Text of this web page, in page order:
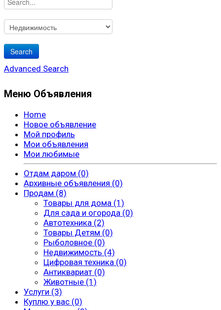
Advanced Search
Меню Объявления
Home
Новое объявление
Мой профиль
Мои объявления
Мои любимые
Отдам даром (0)
Архивные объявления (0)
Продам (8)
Товары для дома (1)
Для сада и огорода (0)
Автотехника (2)
Товары Детям (0)
Рыболовное (0)
Недвижимость (4)
Цифровая техника (0)
Антиквариат (0)
Животные (1)
Услуги (3)
Куплю у вас (0)